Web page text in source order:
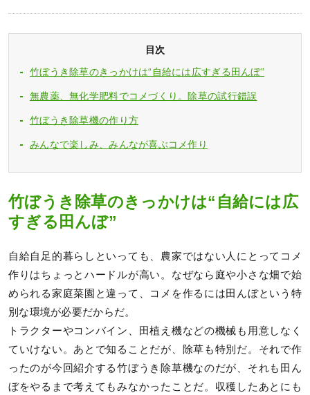
目次
竹ぼうき除草のきっかけは“自給には広すぎる田んぼ”
無農薬、無化学肥料でコメづくり。除草の試行錯誤
竹ぼうき除草機の作り方
みんなで楽しみ、みんなが喜ぶコメ作り
竹ぼうき除草のきっかけは“自給には広
すぎる田んぼ”
自給自足的暮らしといっても、農家ではない人にとってコメ
作りはちょっとハードルが高い。なぜなら庭や小さな畑で始
められる家庭菜園と違って、コメを作るには田んぼという特
別な環境が必要だからだ。
トラクターやコンバイン、田植え機などの機械も用意しなく
ていけない。あとで知ることだが、除草も特別だ。それで作
ったのが今回紹介する竹ぼうき除草機なのだが、それも田ん
ぼをやるまで考えてもみなかったことだ。収穫したあとにも